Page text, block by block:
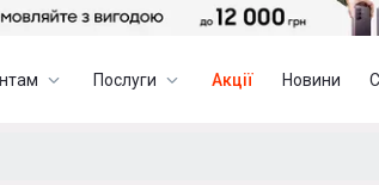
Послуги Акції Новини